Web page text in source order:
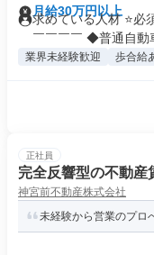
月給30万円以上
求めている人材 ⭐必
￣￣￣￣ ◆普通自動
業界未経験歓迎 歩合給
正社員
完全反響型の不動産
神宮前不動産株式会社
未経験から営業のプロ